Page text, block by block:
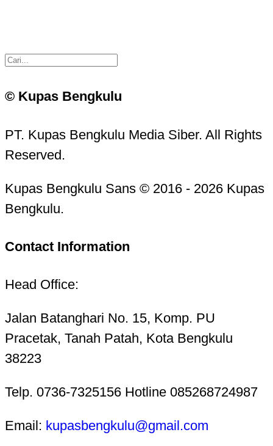
© Kupas Bengkulu
PT. Kupas Bengkulu Media Siber. All Rights
Reserved.
Kupas Bengkulu Sans © 2016 - 2026 Kupas
Bengkulu.
Contact Information
Head Office:
Jalan Batanghari No. 15, Komp. PU
Pracetak, Tanah Patah, Kota Bengkulu
38223
Telp. 0736-7325156 Hotline 085268724987
Email: kupasbengkulu@gmail.com